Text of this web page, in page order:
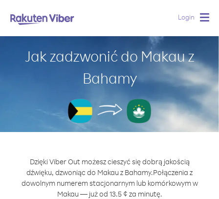
Login
Jak zadzwonić do Makau z
Bahamy
Dzięki Viber Out możesz cieszyć się dobrą jakością
dźwięku, dzwoniąc do Makau z Bahamy.Połączenia z
dowolnym numerem stacjonarnym lub komórkowym w
Makau — już od 13.5 ¢ za minutę.